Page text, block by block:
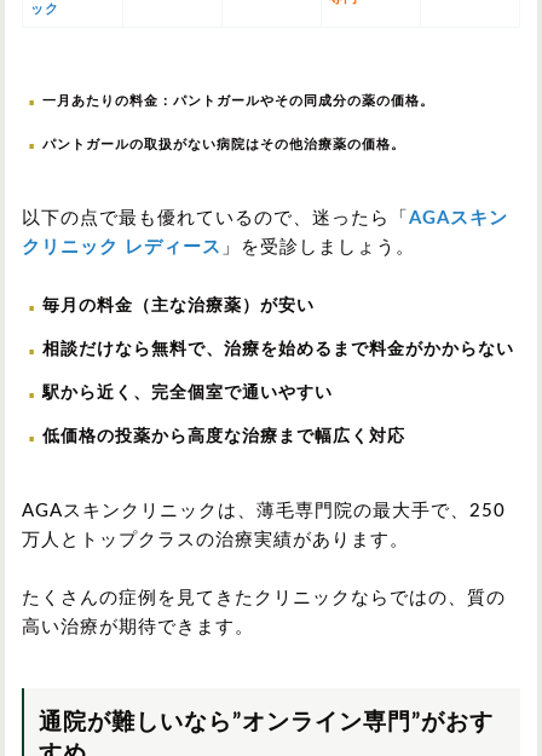
ック
一月あたりの料金：パントガールやその同成分の薬の価格。
パントガールの取扱がない病院はその他治療薬の価格。
以下の点で最も優れているので、迷ったら「 AGAスキン
クリニック レディース 」を受診しましょう。
毎月の料金（主な治療薬）が安い
相談だけなら無料で、治療を始めるまで料金がかからない
駅から近く、完全個室で通いやすい
低価格の投薬から高度な治療まで幅広く対応
AGAスキンクリニックは、薄毛専門院の最大手で、250
万人とトップクラスの治療実績があります。
たくさんの症例を見てきたクリニックならではの、質の
高い治療が期待できます。
通院が難しいなら”オンライン専門”がおす